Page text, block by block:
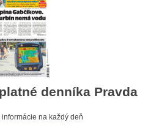
denníka Pravda
na každý deň